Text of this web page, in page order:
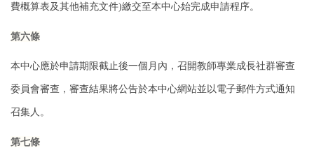
費概算表及其他補充文件)繳交至本中心始完成申請程序。
第六條
本中心應於申請期限截止後一個月內，召開教師專業成長社群審查
委員會審查， 審查結果將公告於本中心網站並以電子郵件方式通知
召集人。
第七條